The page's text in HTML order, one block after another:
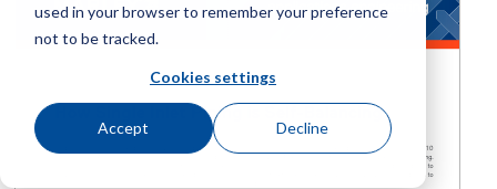
used in your browser to remember your preference
not to be tracked.
Cookies settings
Accept Decline